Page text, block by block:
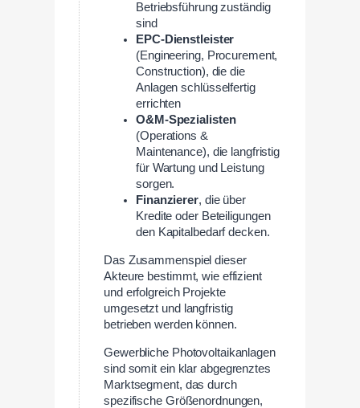
Betriebsführung zuständig
sind
EPC-Dienstleister
(Engineering, Procurement,
Construction), die die
Anlagen schlüsselfertig
errichten
O&M-Spezialisten
(Operations &
Maintenance), die langfristig
für Wartung und Leistung
sorgen.
Finanzierer, die über
Kredite oder Beteiligungen
den Kapitalbedarf decken.
Das Zusammenspiel dieser
Akteure bestimmt, wie effizient
und erfolgreich Projekte
umgesetzt und langfristig
betrieben werden können.
Gewerbliche Photovoltaikanlagen
sind somit ein klar abgegrenztes
Marktsegment, das durch
spezifische Größenordnungen,